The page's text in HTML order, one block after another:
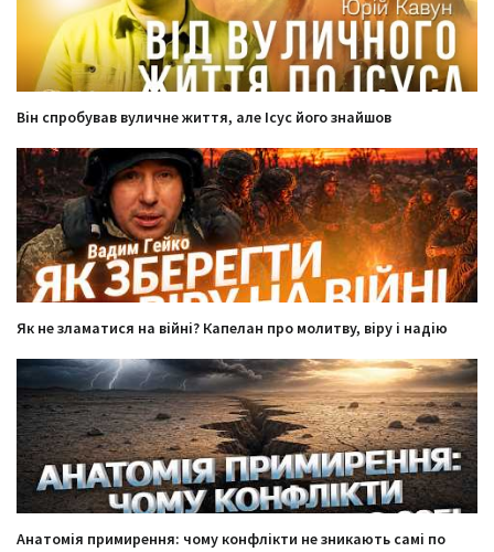
Він спробував вуличне життя, але Ісус його знайшов
Як не зламатися на війні? Капелан про молитву, віру і надію
Анатомія примирення: чому конфлікти не зникають самі по